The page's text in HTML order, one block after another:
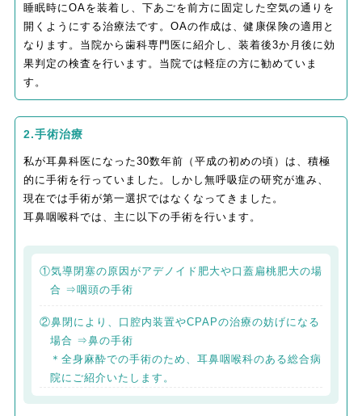
睡眠時にOAを装着し、下あごを前方に固定した空気の通りを
開くようにする治療法です。OAの作成は、健康保険の適用と
なります。当院から歯科専門医に紹介し、装着後3か月後に効
果判定の検査を行います。当院では軽症の方に勧めていま
す。
2.手術治療
私が耳鼻科医になった30数年前（平成の初めの頃）は、積極
的に手術を行っていました。しかし無呼吸症の研究が進み、
現在では手術が第一選択ではなくなってきました。
耳鼻咽喉科では、主に以下の手術を行います。
①気導閉塞の原因がアデノイド肥大や口蓋扁桃肥大の場
合 ⇒咽頭の手術
②鼻閉により、口腔内装置やCPAPの治療の妨げになる
場合 ⇒鼻の手術
＊全身麻酔での手術のため、耳鼻咽喉科のある総合病
院にご紹介いたします。